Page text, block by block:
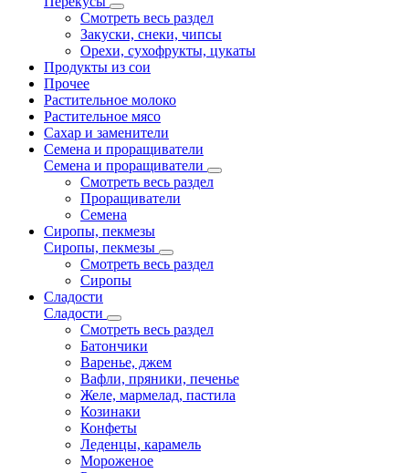
Смотреть весь раздел
Закуски, снеки, чипсы
Орехи, сухофрукты, цукаты
Продукты из сои
Прочее
Растительное молоко
Растительное мясо
Сахар и заменители
Семена и проращиватели
Семена и проращиватели
Смотреть весь раздел
Проращиватели
Семена
Сиропы, пекмезы
Сиропы, пекмезы
Смотреть весь раздел
Сиропы
Сладости
Сладости
Смотреть весь раздел
Батончики
Варенье, джем
Вафли, пряники, печенье
Желе, мармелад, пастила
Козинаки
Конфеты
Леденцы, карамель
Мороженое